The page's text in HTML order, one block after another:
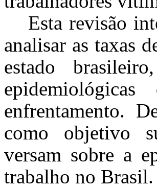
Esta revisão
analisar as taxas
estado
enfrentamento.
como objetivo
versam sobre a
trabalho no Brasil.